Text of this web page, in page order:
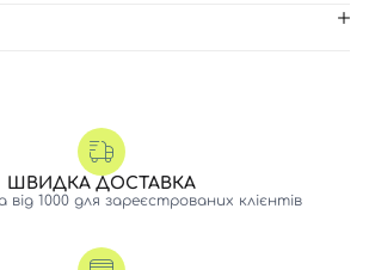
ШВИДКА ДОСТАВКА
1000 для зареєстрованих клієнтів